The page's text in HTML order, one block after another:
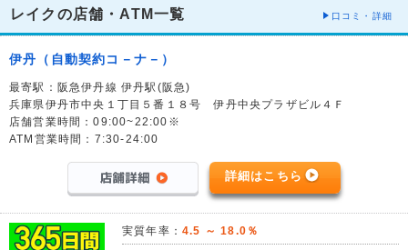
レイクの店舗・ATM一覧 口コミ・詳細
伊丹（自動契約コ－ナ－）
最寄駅：阪急伊丹線 伊丹駅(阪急)
兵庫県伊丹市中央１丁目５番１８号 伊丹中央プラザビル４Ｆ
店舗営業時間：09:00~22:00※
ATM営業時間：7:30-24:00
詳細はこちら
実質年率： 4.5 ～ 18.0％